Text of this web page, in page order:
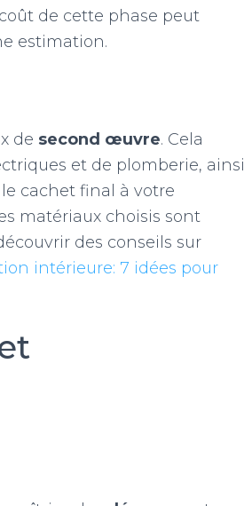
de cette phase peut
estimation.
de second œuvre. Cela
et de plomberie, ainsi
cachet final à votre
matériaux choisis sont
des conseils sur
intérieure: 7 idées pour